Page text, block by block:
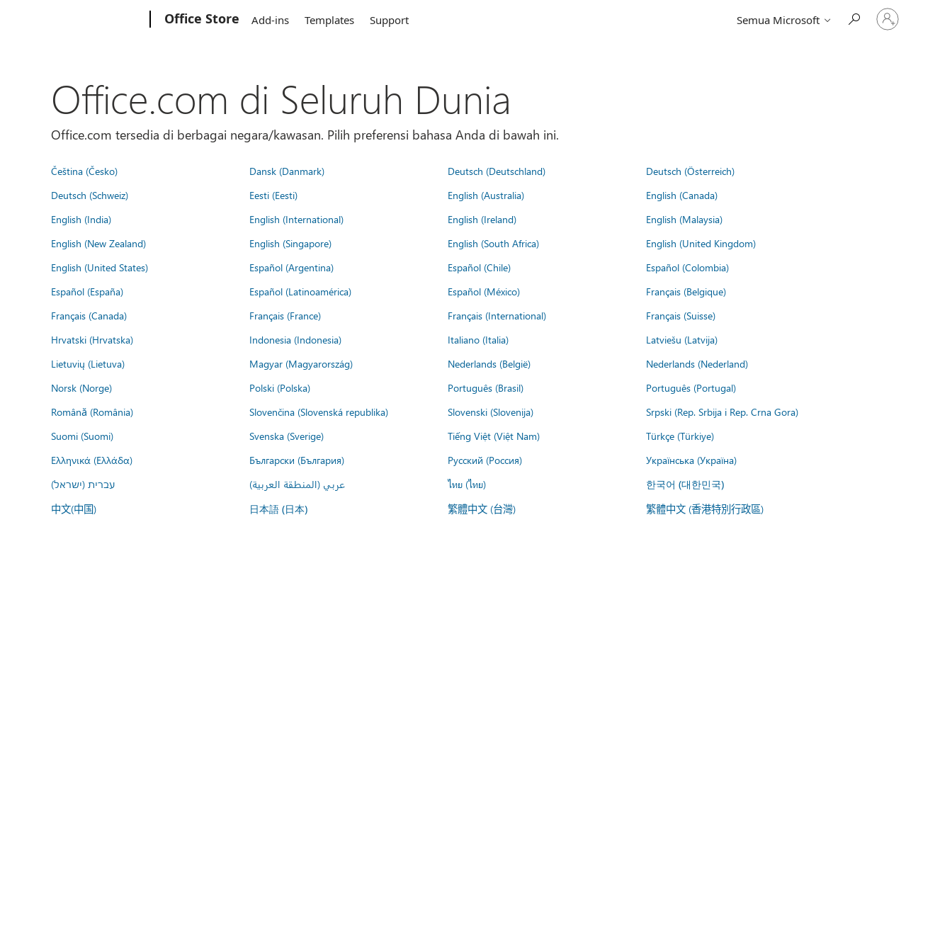
Office Store Add-ins Templates Support Semua Microsoft
Masuk
ke
akun
Office.com di Seluruh Dunia
Office.com tersedia di berbagai negara/kawasan. Pilih preferensi bahasa Anda di bawah ini.
Čeština (Česko) Dansk (Danmark) Deutsch (Deutschland)
Deutsch (Österreich)
Deutsch (Schweiz)
Eesti (Eesti) English (Australia)
English (Canada)
English (India)
English (International) English (Ireland)
English (Malaysia)
English (New Zealand)
English (Singapore) English (South Africa)
English (United Kingdom)
English (United States)
Español (Argentina) Español (Chile)
Español (Colombia)
Español (España)
Español (Latinoamérica) Español (México)
Français (Belgique)
Français (Canada)
Français (France) Français (International)
Français (Suisse)
Hrvatski (Hrvatska)
Indonesia (Indonesia) Italiano (Italia)
Latviešu (Latvija)
Lietuvių (Lietuva)
Magyar (Magyarország) Nederlands (België)
Nederlands (Nederland)
Norsk (Norge)
Polski (Polska) Português (Brasil)
Português (Portugal)
Română (România)
Slovenčina (Slovenská republika) Slovenski (Slovenija)
Srpski (Rep. Srbija i Rep. Crna Gora)
Suomi (Suomi)
Svenska (Sverige) Tiếng Việt (Việt Nam)
Türkçe (Türkiye)
Ελληνικά (Ελλάδα)
Български (България) Русский (Россия)
Українська (Україна)
עברית (ישראל)
عربي (المنطقة العربية) ไทย (ไทย) 한국어 (대한민국)
中文(中国) 日本語 (日本) 繁體中文 (台灣) 繁體中文 (香港特別行政區)